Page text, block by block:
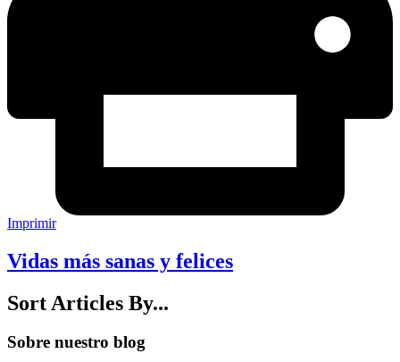
Imprimir
Vidas más sanas y felices
Sort Articles By...
Sobre nuestro blog